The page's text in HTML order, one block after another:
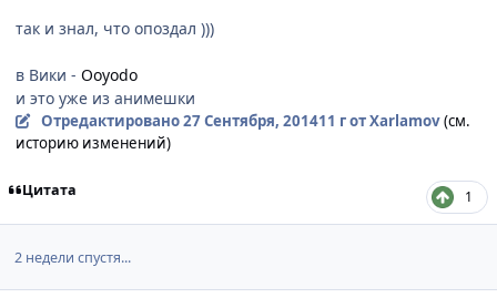
так и знал, что опоздал )))
в Вики - Ooyodo
и это уже из анимешки
Отредактировано27 Сентября, 201411 гот Xarlamov(см.
историю изменений)
Цитата 1
2 недели спустя...